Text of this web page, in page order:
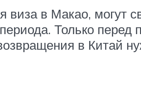
в Макао, могут
Только перед
в Китай